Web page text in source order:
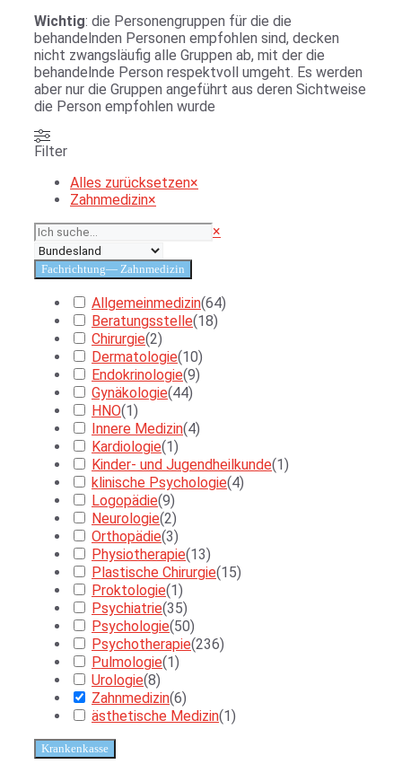
Wichtig: die Personengruppen für die die
behandelnden Personen empfohlen sind, decken
nicht zwangsläufig alle Gruppen ab, mit der die
behandelnde Person respektvoll umgeht. Es werden
aber nur die Gruppen angeführt aus deren Sichtweise
die Person empfohlen wurde
Filter
Alles zurücksetzen×
Zahnmedizin×
Suchen
×
Fachrichtung— Zahnmedizin
Allgemeinmedizin(64)
Beratungsstelle(18)
Chirurgie(2)
Dermatologie(10)
Endokrinologie(9)
Gynäkologie(44)
HNO(1)
Innere Medizin(4)
Kardiologie(1)
Kinder- und Jugendheilkunde(1)
klinische Psychologie(4)
Logopädie(9)
Neurologie(2)
Orthopädie(3)
Physiotherapie(13)
Plastische Chirurgie(15)
Proktologie(1)
Psychiatrie(35)
Psychologie(50)
Psychotherapie(236)
Pulmologie(1)
Urologie(8)
Zahnmedizin(6)
ästhetische Medizin(1)
Krankenkasse